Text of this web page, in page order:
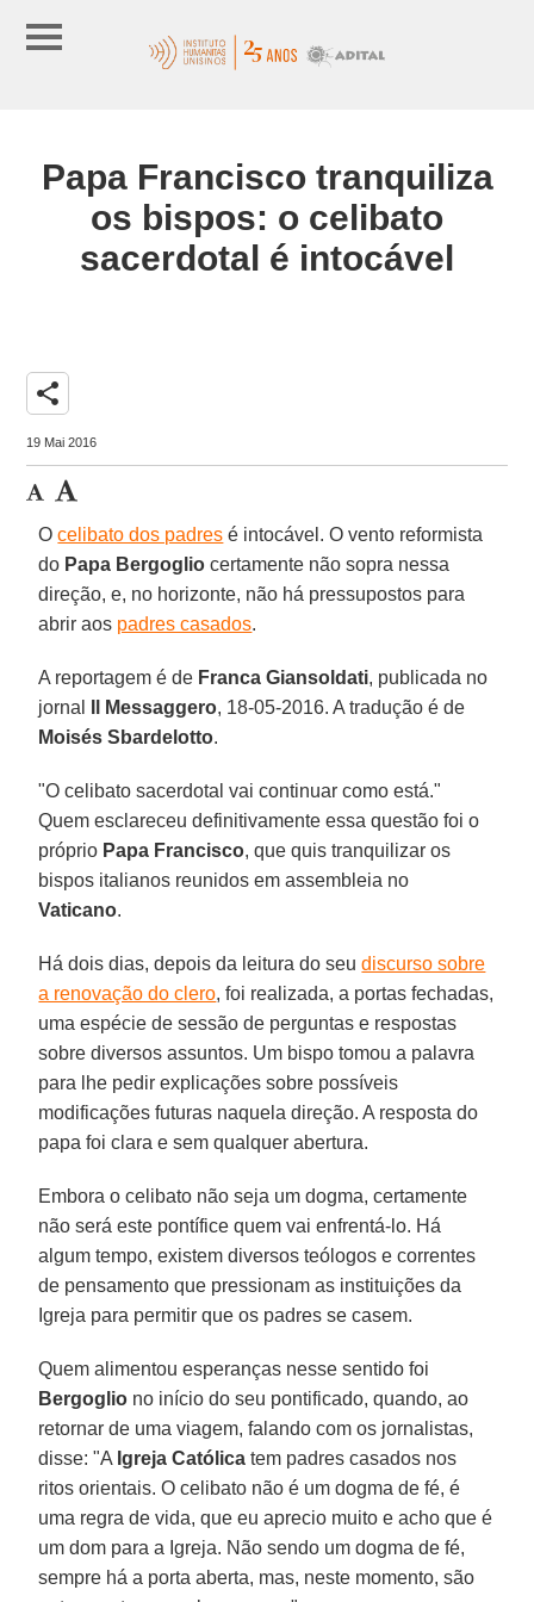
Papa Francisco tranquiliza
os bispos: o celibato
sacerdotal é intocável
share
19 Mai 2016
Ocelibato dos padres é intocável. O vento reformista
do Papa Bergoglio certamente não sopra nessa
direção, e, no horizonte, não há pressupostos para
abrir aos padres casados.
A reportagem é de Franca Giansoldati, publicada no
jornal
Il Messaggero, 18-05-2016. A tradução é de
Moisés Sbardelotto.
"O celibato sacerdotal vai continuar como está."
Quem esclareceu definitivamente essa questão foi o
próprio Papa Francisco, que quis tranquilizar os
bispos italianos reunidos em assembleia no
Vaticano.
Há dois dias, depois da leitura do seudiscurso sobre
a renovação do clero, foi realizada, a portas fechadas,
uma espécie de sessão de perguntas e respostas
sobre diversos assuntos. Um bispo tomou a palavra
para lhe pedir explicações sobre possíveis
modificações futuras naquela direção. A resposta do
papa foi clara e sem qualquer abertura.
Embora o celibato não seja um dogma, certamente
não será este pontífice quem vai enfrentá-lo. Há
algum tempo, existem diversos teólogos e correntes
de pensamento que pressionam as instituições da
Igreja para permitir que os padres se casem.
Quem alimentou esperanças nesse sentido foi
Bergoglio no início do seu pontificado, quando, ao
retornar de uma viagem, falando com os jornalistas,
disse: "A Igreja Católica tem padres casados nos
ritos orientais. O celibato não é um dogma de fé, é
uma regra de vida, que eu aprecio muito e acho que é
um dom para a Igreja. Não sendo um dogma de fé,
sempre há a porta aberta, mas, neste momento, são